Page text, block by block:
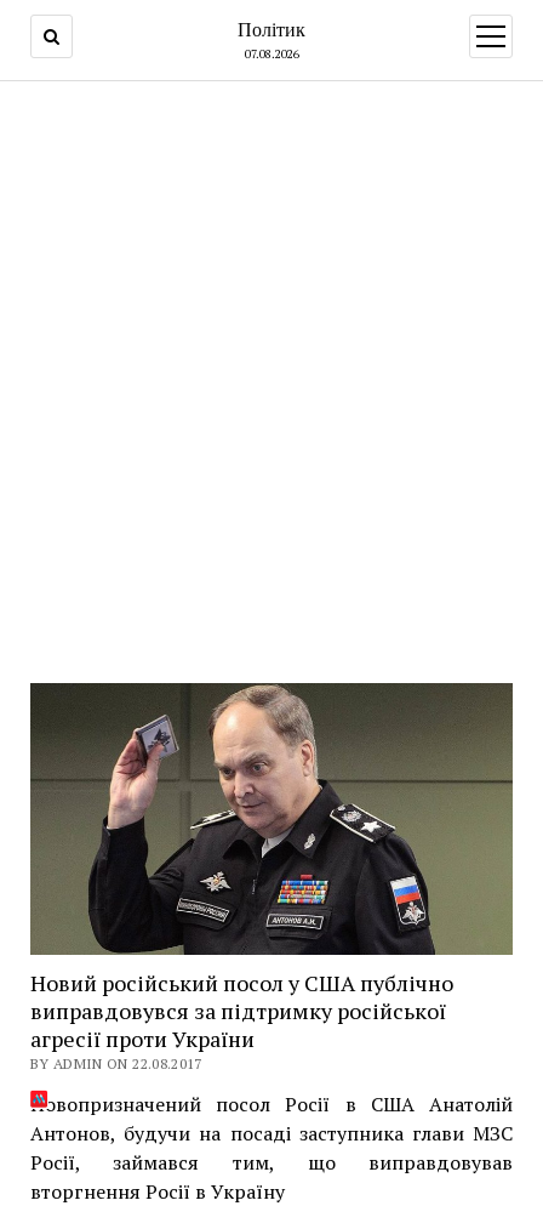
Політик
07.08.2026
open
menu
Новий російський посол у США публічно
виправдовувся за підтримку російської
агресії проти України
BY ADMIN ON 22.08.2017
Новопризначений посол Росії в США Анатолій
Антонов, будучи на посаді заступника глави МЗС
Росії, займався тим, що виправдовував
вторгнення Росії в Україну